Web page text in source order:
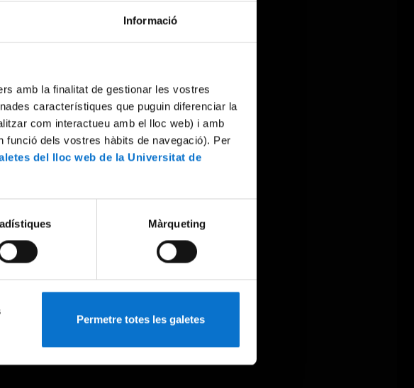
Informació
amb la finalitat de gestionar les vostres
característiques que puguin diferenciar la
com interactueu amb el lloc web) i amb
funció dels vostres hàbits de navegació). Per
del lloc web de la Universitat de
Màrqueting
Permetre totes les galetes